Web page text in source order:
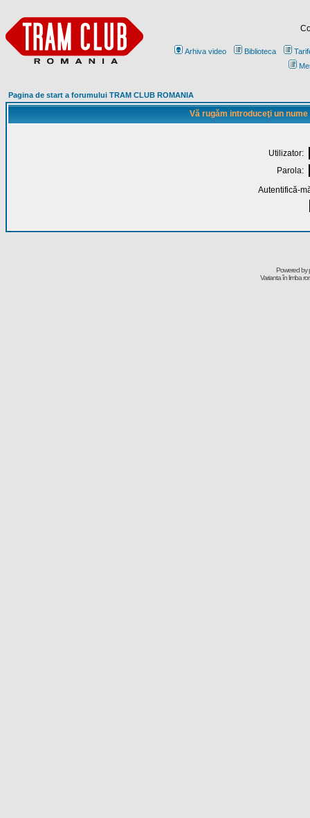
Arhiva video Biblioteca
Pagina de start a forumului TRAM CLUB ROMANIA
Vă rugăm introduceţi un
Utilizator:
Parola:
Autentifică-
Powered by
Varianta în limba